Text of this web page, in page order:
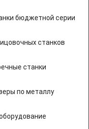
бюджетной серии
станков
станки
по металлу